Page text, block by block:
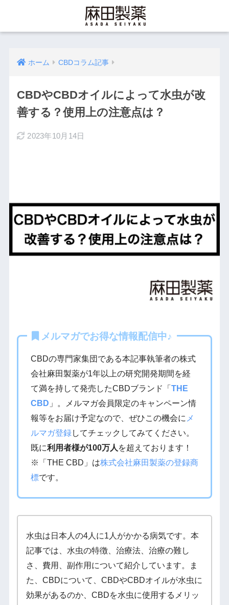
ホーム CBDコラム記事
CBDやCBDオイルによって水虫が改
善する？使用上の注意点は？
2023年10月14日
メルマガでお得な情報配信中♪
CBDの専門家集団である本記事執筆者の株式
会社麻田製薬が1年以上の研究開発期間を経
て満を持して発売したCBDブランド「 THE
CBD 」。メルマガ会員限定のキャンペーン情
報等をお届け予定なので、ぜひこの機会に メ
ルマガ登録してチェックしてみてください。
既に利用者様が100万人 を超えております！
※「THE CBD」は株式会社麻田製薬の登録商
標です。
水虫は日本人の4人に1人がかかる病気です。本
記事では、水虫の特徴、治療法、治療の難し
さ、費用、副作用について紹介しています。ま
た、CBDについて、CBDやCBDオイルが水虫に
効果があるのか、CBDを水虫に使用するメリッ